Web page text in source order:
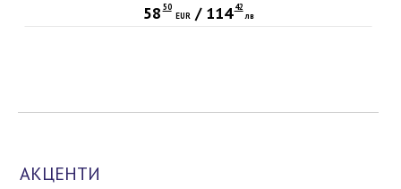
58 50
EUR/ 114 42
лв
АКЦЕНТИ